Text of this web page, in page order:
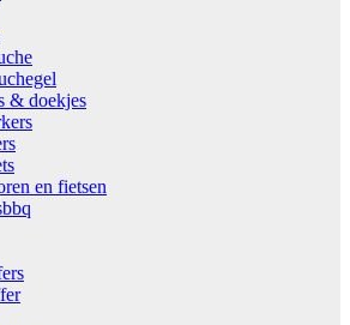
& doekjes
en fietsen